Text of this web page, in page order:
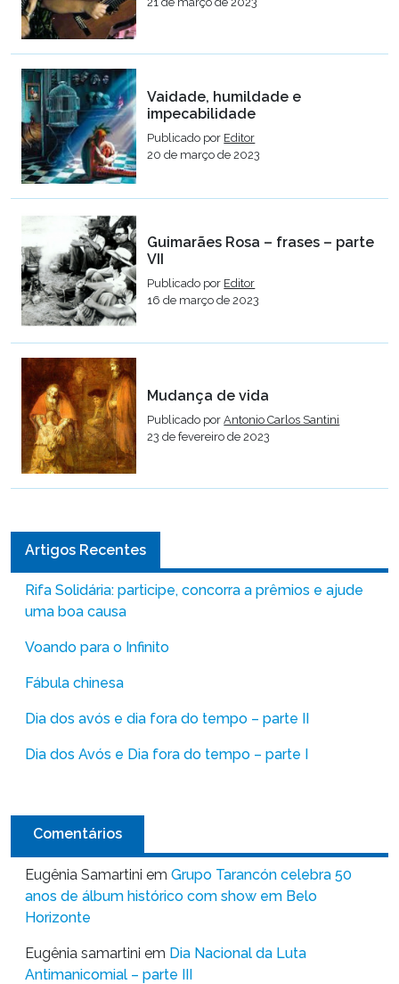
Vaidade, humildade e
impecabilidade
Publicado por Editor
20 de março de 2023
Guimarães Rosa – frases – parte
VII
Publicado por Editor
16 de março de 2023
Mudança de vida
Publicado porAntonio Carlos Santini
23 de fevereiro de 2023
Artigos Recentes
Rifa Solidária: participe, concorra a prêmios e ajude
uma boa causa
Voando para o Infinito
Fábula chinesa
Dia dos avós e dia fora do tempo – parte II
Dia dos Avós e Dia fora do tempo – parte I
Comentários
Eugênia Samartini em Grupo Tarancón celebra 50
anos de álbum histórico com show em Belo
Horizonte
Eugênia samartini em Dia Nacional da Luta
Antimanicomial – parte III